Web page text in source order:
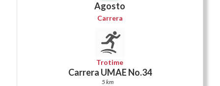
Agosto
Carrera
Trotime
Carrera UMAE No.34
5 km